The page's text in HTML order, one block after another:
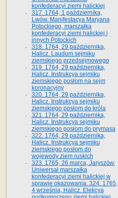
konfederacyi ziemi halickiej
317. 1764, 1 października,
Lwów. Manifestacya Maryana
Potockiego, marszałka
konfederacyi ziemi halickiej i
innych Potockich
318. 1764, 29 października,
Halicz. Laudum sejmiku
ziemskiego przedsejmowego
319. 1764, 29 października,
Halicz. Instrukcya sejmiku
ziemskiego posłom na sejm
koronacyjny
320. 1764, 29 października,
Halicz. Instrukcya sejmiku
ziemskiego posłom do króla
321. 1764, 29 października,
Halicz. Instrukcya sejmiku
ziemskiego posłom do prymasa
322. 1764, 29 października,
Halicz. Instrukcya sejmiku
ziemskiego posłom do
wojewody ziem ruskich
323. 1765, 26 marca, Jaryszów.
Uniwersał marszałka
konfederacyi ziemi halickiej w
sprawie okazowania. 324. 1765,
4 września, Halicz. Elekcya